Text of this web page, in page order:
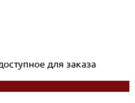
для заказа